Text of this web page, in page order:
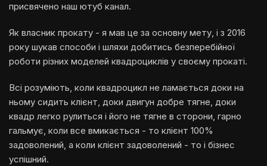
присвячено наш ютуб канал.
Як власник прокату - я мав це за основну мету, і з 2016
року шукав способи і шляхи добитись безперебійної
роботи різних моделей квадроциклів у своєму прокаті.
Всі розуміють, коли квадроцикл не ламається доки на
ньому сидить клієнт, доки двигун добре тягне, доки
квадр легко рулиться і його не тягне в сторони, гарно
гальмує, коли все вмикається - то клієнт 100%
задоволений, а коли клієнт задоволений - то і бізнес
успішний.